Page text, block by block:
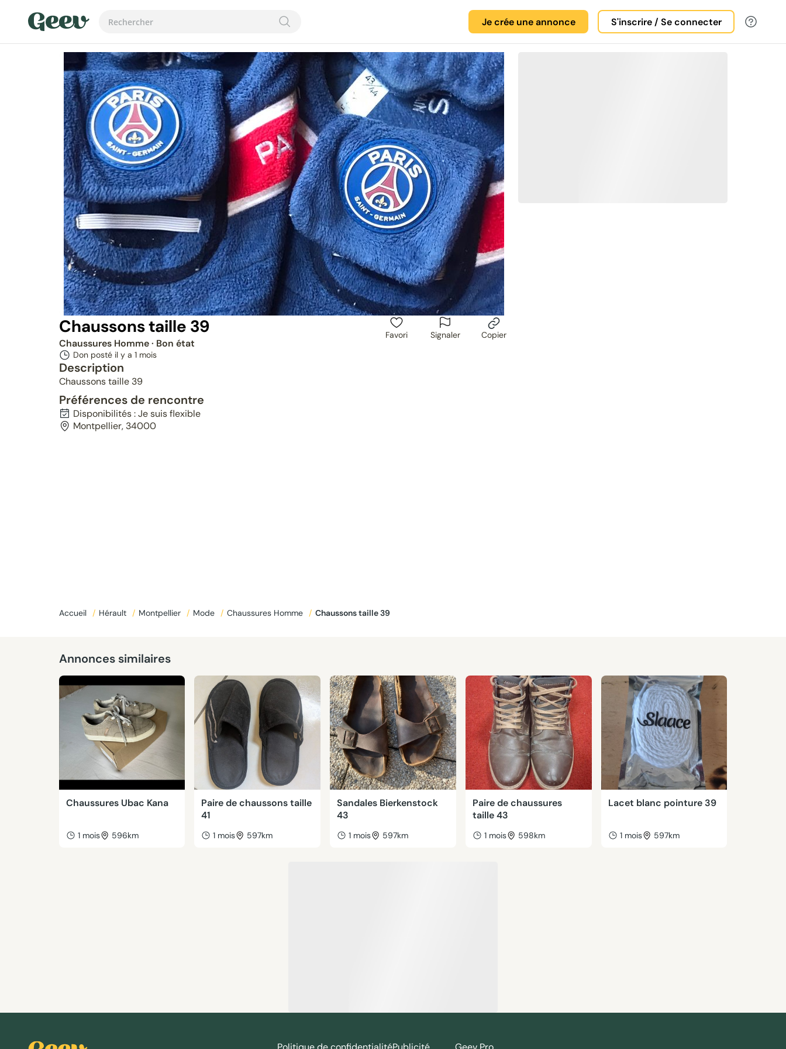
Je crée une annonce S'inscrire / Se connecter
Chaussons taille 39
Chaussures Homme· Bon état
Don posté il y a 1 mois
Description
Chaussons taille 39
Favori Signaler Copier
Préférences de rencontre
Disponibilités : Je suis flexible
Montpellier, 34000
Accueil / Hérault / Montpellier / Mode / Chaussures Homme / Chaussons taille 39
Annonces similaires
Chaussures Ubac Kana
1 mois 596km
Paire de chaussons taille
41
1 mois 597km
Sandales Bierkenstock
43
1 mois 597km
Paire de chaussures
taille 43
1 mois 598km
Lacet blanc pointure 39
1 mois 597km